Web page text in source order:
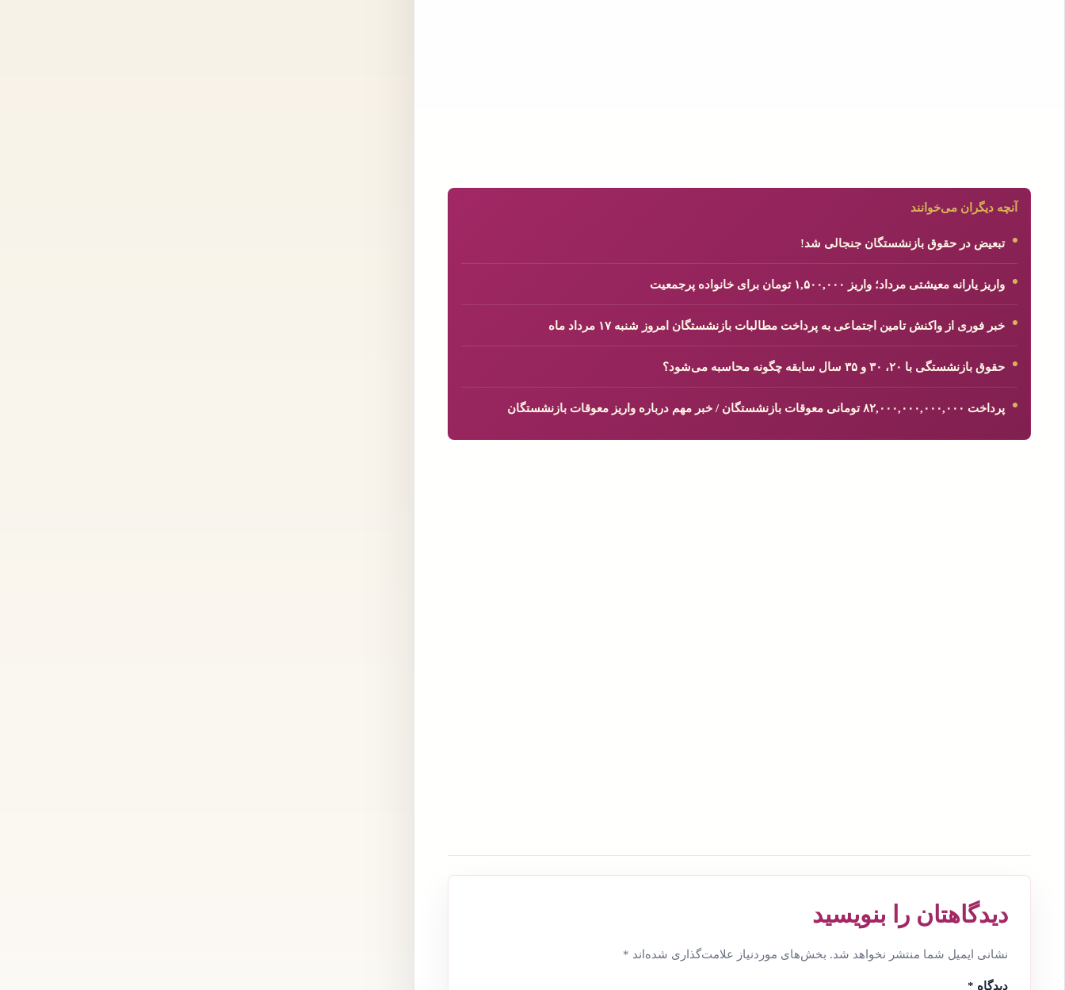
آنچه دیگران می‌خوانند
تبعیض در حقوق بازنشستگان جنجالی شد!
واریز یارانه معیشتی مرداد؛ واریز ۱,۵۰۰,۰۰۰ تومان برای خانواده پرجمعیت
خبر فوری از واکنش تامین اجتماعی به پرداخت مطالبات بازنشستگان امروز شنبه ۱۷ مرداد ماه
حقوق بازنشستگی با ۲۰، ۳۰ و ۳۵ سال سابقه چگونه محاسبه می‌شود؟
پرداخت ۸۲,۰۰۰,۰۰۰,۰۰۰,۰۰۰ تومانی معوقات بازنشستگان / خبر مهم درباره واریز معوقات بازنشستگان
دیدگاهتان را بنویسید
نشانی ایمیل شما منتشر نخواهد شد. بخش‌های موردنیاز علامت‌گذاری شده‌اند *
دیدگاه *